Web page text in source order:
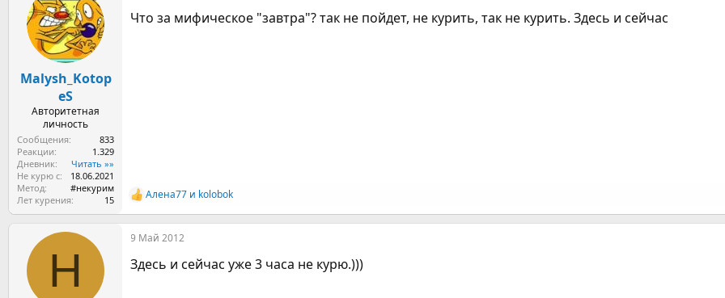
и
Malysh_Kotop
eS
Авторитетная
личность
Сообщения
833
Реакции
1.329
Дневник
Читать »»
Не курю с
18.06.2021
Метод
#некурим
Лет курения
15
Что за мифическое "завтра"? так не пойдет, не курить, так не курить. Здесь и сейчас
Р
е
а
к
и
Алена77 и kolobok
Н
9 Май 2012
Здесь и сейчас уже 3 часа не курю.)))